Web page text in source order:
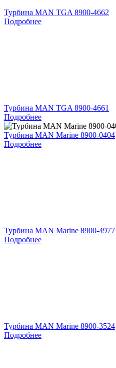
Турбина MAN TGA 8900-4662
Подробнее
Турбина MAN TGA 8900-4661
Подробнее
Турбина MAN Marine 8900-0404
Подробнее
Турбина MAN Marine 8900-4977
Подробнее
Турбина MAN Marine 8900-3524
Подробнее